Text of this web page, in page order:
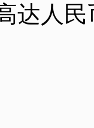
达人